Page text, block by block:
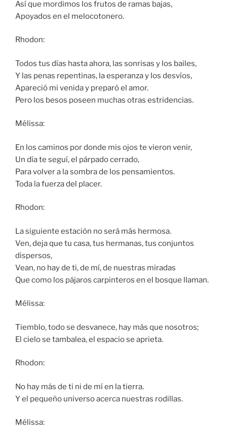
Así que mordimos los frutos de ramas bajas,
Apoyados en el melocotonero.
Rhodon:
Todos tus días hasta ahora, las sonrisas y los bailes,
Y las penas repentinas, la esperanza y los desvíos,
Apareció mi venida y preparó el amor.
Pero los besos poseen muchas otras estridencias.
Mélissa:
En los caminos por donde mis ojos te vieron venir,
Un día te seguí, el párpado cerrado,
Para volver a la sombra de los pensamientos.
Toda la fuerza del placer.
Rhodon:
La siguiente estación no será más hermosa.
Ven, deja que tu casa, tus hermanas, tus conjuntos
dispersos,
Vean, no hay de ti, de mí, de nuestras miradas
Que como los pájaros carpinteros en el bosque llaman.
Mélissa:
Tiemblo, todo se desvanece, hay más que nosotros;
El cielo se tambalea, el espacio se aprieta.
Rhodon:
No hay más de ti ni de mí en la tierra.
Y el pequeño universo acerca nuestras rodillas.
Mélissa: